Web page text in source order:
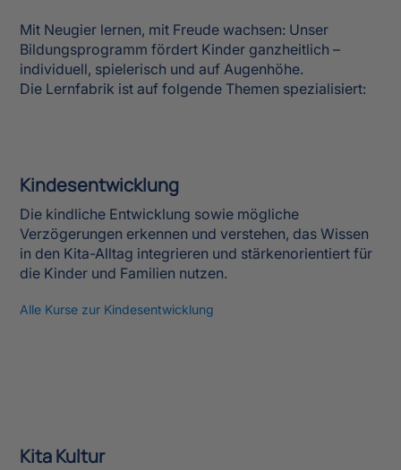
Mit Neugier lernen, mit Freude wachsen: Unser
Bildungsprogramm fördert Kinder ganzheitlich –
individuell, spielerisch und auf Augenhöhe.
Die Lernfabrik ist auf folgende Themen spezialisiert:
Kindesentwicklung
Die kindliche Entwicklung sowie mögliche
Verzögerungen erkennen und verstehen, das Wissen
in den Kita-Alltag integrieren und stärkenorientiert für
die Kinder und Familien nutzen.
Alle Kurse zur Kindesentwicklung
Kita Kultur